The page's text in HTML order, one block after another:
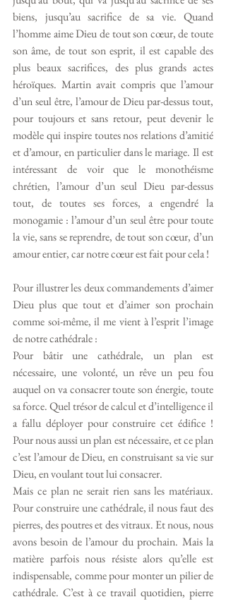
biens, jusqu’au sacrifice de sa vie. Quand
l’homme aime Dieu de tout son cœur, de toute
son âme, de tout son esprit, il est capable des
plus beaux sacrifices, des plus grands actes
héroïques. Martin avait compris que l’amour
d’un seul être, l’amour de Dieu par-dessus tout,
pour toujours et sans retour, peut devenir le
modèle qui inspire toutes nos relations d’amitié
et d’amour, en particulier dans le mariage. Il est
intéressant de voir que le monothéisme
chrétien, l’amour d’un seul Dieu par-dessus
tout, de toutes ses forces, a engendré la
monogamie : l’amour d’un seul être pour toute
la vie, sans se reprendre, de tout son cœur, d’un
amour entier, car notre cœur est fait pour cela !
Pour illustrer les deux commandements d’aimer
Dieu plus que tout et d’aimer son prochain
comme soi-même, il me vient à l’esprit l’image
de notre cathédrale :
Pour bâtir une cathédrale, un plan est
nécessaire, une volonté, un rêve un peu fou
auquel on va consacrer toute son énergie, toute
sa force. Quel trésor de calcul et d’intelligence il
a fallu déployer pour construire cet édifice !
Pour nous aussi un plan est nécessaire, et ce plan
c’est l’amour de Dieu, en construisant sa vie sur
Dieu, en voulant tout lui consacrer.
Mais ce plan ne serait rien sans les matériaux.
Pour construire une cathédrale, il nous faut des
pierres, des poutres et des vitraux. Et nous, nous
avons besoin de l’amour du prochain. Mais la
matière parfois nous résiste alors qu’elle est
indispensable, comme pour monter un pilier de
cathédrale. C’est à ce travail quotidien, pierre